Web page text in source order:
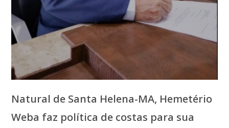
Natural de Santa Helena-MA, Hemetério
Weba faz política de costas para sua